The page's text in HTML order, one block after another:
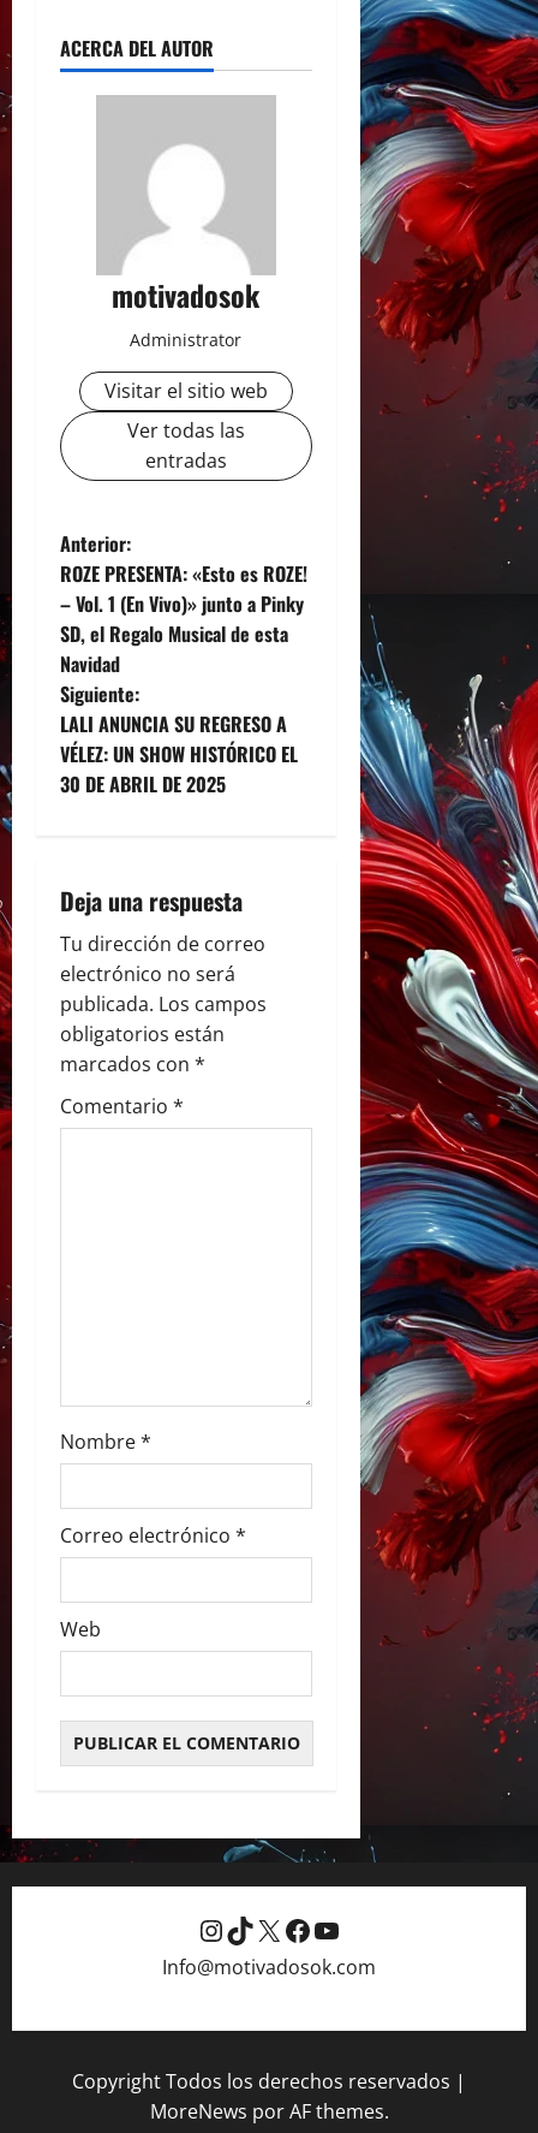
ACERCA DEL AUTOR
motivadosok
Administrator
Visitar el sitio web
Ver todas las
entradas
N
a
v
e
g
a
i
ó
n
d
e
d
a
s
Anterior:
ROZE PRESENTA: «Esto es ROZE!
– Vol. 1 (En Vivo)» junto a Pinky
SD, el Regalo Musical de esta
Navidad
Siguiente:
LALI ANUNCIA SU REGRESO A
VÉLEZ: UN SHOW HISTÓRICO EL
30 DE ABRIL DE 2025
Deja una respuesta
Tu dirección de correo
electrónico no será
publicada. Los campos
obligatorios están
marcados con *
Comentario *
Nombre*
Correo electrónico *
Web
Instagram
TikTok
X Facebook
YouTube
Info@motivadosok.com
Copyright Todos los derechos reservados |
MoreNews por AF themes.